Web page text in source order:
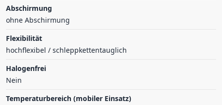
Abschirmung
ohne Abschirmung
Flexibilität
hochflexibel / schleppkettentauglich
Halogenfrei
Nein
Temperaturbereich (mobiler Einsatz)